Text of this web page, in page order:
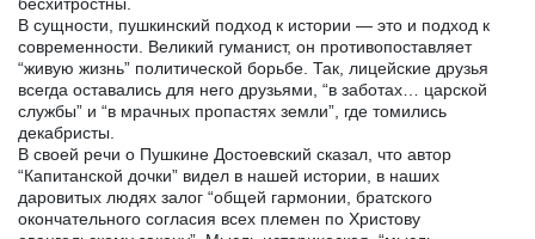
В сущности, пушкинский подход к истории — это и подход к
современности. Великий гуманист, он противопоставляет
“живую жизнь” политической борьбе. Так, лицейские друзья
всегда оставались для него друзьями, “в заботах… царской
службы” и “в мрачных пропастях земли”, где томились
декабристы.
В своей речи о Пушкине Достоевский сказал, что автор
“Капитанской дочки” видел в нашей истории, в наших
даровитых людях залог “общей гармонии, братского
окончательного согласия всех племен по Христову